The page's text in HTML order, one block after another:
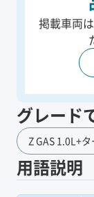
掲載車両
グレード
Z GAS 1.0L+
用語説明